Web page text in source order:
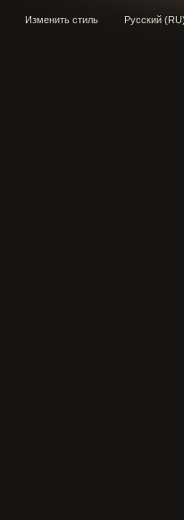
Изменить стиль Русский